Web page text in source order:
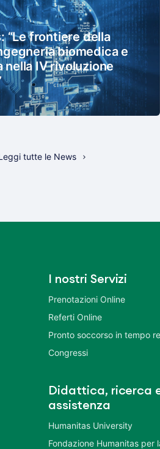
“Le frontiere della
biomedica e
IV rivoluzione
tutte le News
I nostri Servizi
Prenotazioni Online
Referti Online
Pronto soccorso in tempo
Congressi
Didattica, ricerca
assistenza
Humanitas University
Fondazione Humanitas per